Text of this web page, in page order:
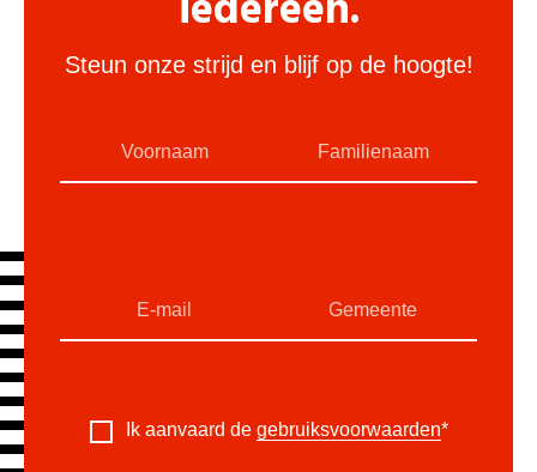
Steun onze strijd en blijf op de hoogte!
Ik aanvaard de gebruiksvoorwaarden*